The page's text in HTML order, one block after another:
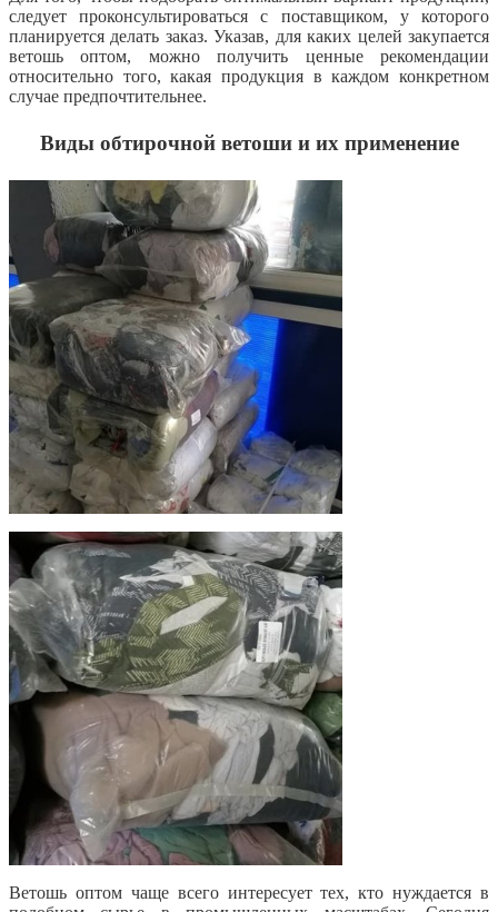
следует проконсультироваться с поставщиком, у которого
планируется делать заказ. Указав, для каких целей закупается
ветошь оптом, можно получить ценные рекомендации
относительно того, какая продукция в каждом конкретном
случае предпочтительнее.
Виды обтирочной ветоши и их применение
Ветошь оптом чаще всего интересует тех, кто нуждается в